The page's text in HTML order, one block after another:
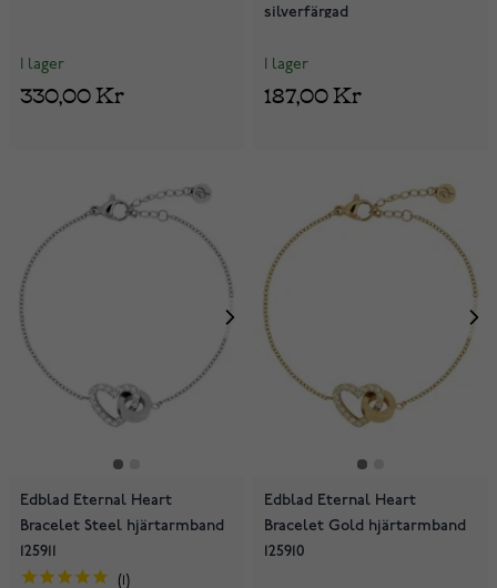
I lager
330,00 Kr
silverfärgad
I lager
187,00 Kr
Edblad Eternal Heart
Bracelet Steel hjärtarmband
125911
Edblad Eternal Heart
Bracelet Gold hjärtarmband
125910